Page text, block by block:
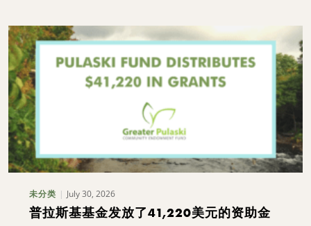
未分类 July 30, 2026
普拉斯基基金发放了41,220美元的资助金